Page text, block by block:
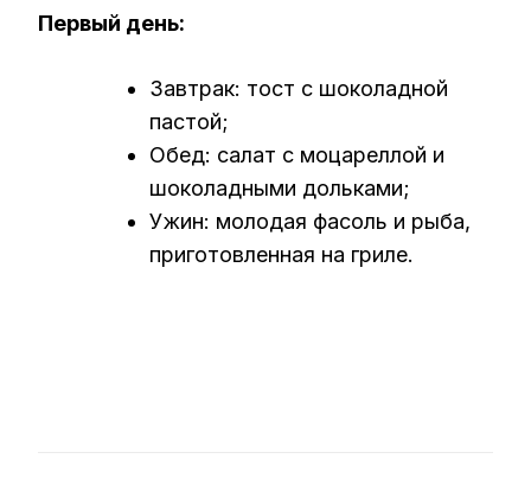
Первый день:
Завтрак: тост с шоколадной
пастой;
Обед: салат с моцареллой и
шоколадными дольками;
Ужин: молодая фасоль и рыба,
приготовленная на гриле.